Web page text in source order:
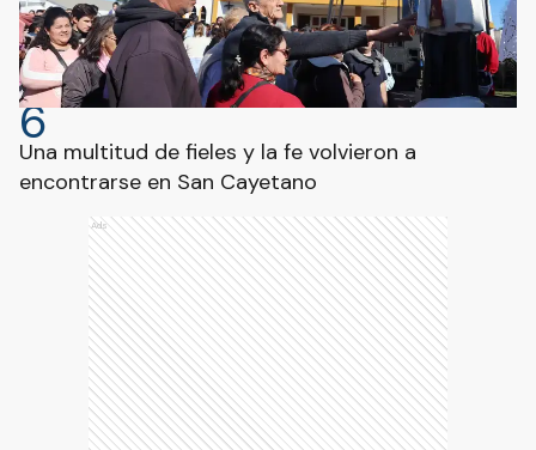
6
Una multitud de fieles y la fe volvieron a
encontrarse en San Cayetano
Ads